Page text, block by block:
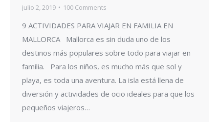
julio 2, 2019
100 Comments
9 ACTIVIDADES PARA VIAJAR EN FAMILIA EN
MALLORCA Mallorca es sin duda uno de los
destinos más populares sobre todo para viajar en
familia. Para los niños, es mucho más que sol y
playa, es toda una aventura. La isla está llena de
diversión y actividades de ocio ideales para que los
pequeños viajeros…